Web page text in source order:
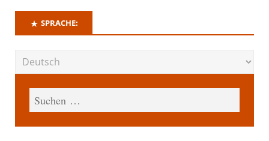
SPRACHE: